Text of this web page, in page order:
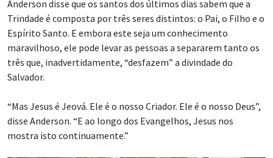
Anderson disse que os santos dos últimos dias sabem que a
Trindade é composta por três seres distintos: o Pai, o Filho e o
Espírito Santo. E embora este seja um conhecimento
maravilhoso, ele pode levar as pessoas a separarem tanto os
três que, inadvertidamente, “desfazem” a divindade do
Salvador.
“Mas Jesus é Jeová. Ele é o nosso Criador. Ele é o nosso Deus”,
disse Anderson. “E ao longo dos Evangelhos, Jesus nos
mostra isto continuamente.”